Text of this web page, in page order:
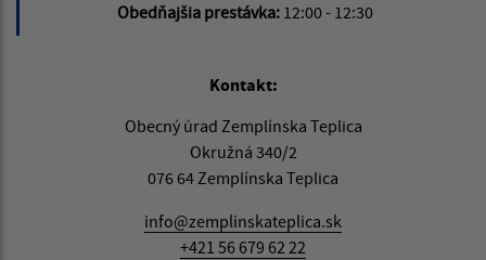
Obedňajšia prestávka: 12:00 - 12:30
Kontakt:
Obecný úrad Zemplínska Teplica
Okružná 340/2
076 64 Zemplínska Teplica
info@zemplinskateplica.sk
+421 56 679 62 22